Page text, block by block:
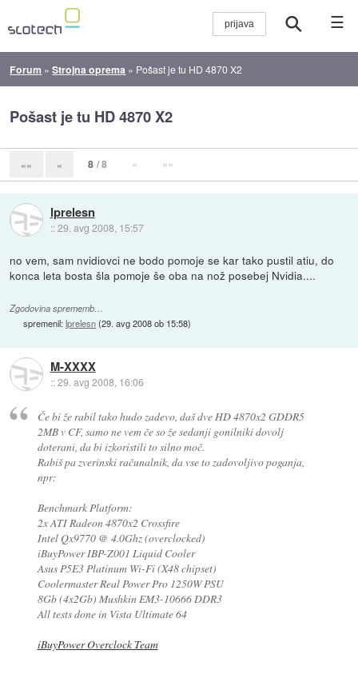
☰
Forum »Strojna oprema » Pošast je tu HD 4870 X2
Pošast je tu HD 4870 X2
«« « 8 / 8 » »»
lprelesn
::29. avg 2008, 15:57
no vem, sam nvidiovci ne bodo pomoje se kar tako pustil atiu, do
konca leta bosta šla pomoje še oba na nož posebej Nvidia....
Zgodovina sprememb…
spremenil:lprelesn(29. avg 2008 ob 15:58)
M-XXXX
::29. avg 2008, 16:06
Če bi že rabil tako hudo zadevo, daš dve HD 4870x2 GDDR5
2MB v CF, samo ne vem če so že sedanji gonilniki dovolj
doterani, da bi izkoristili to silno moč.
Rabiš pa zverinski računalnik, da vse to zadovoljivo poganja,
npr:
Benchmark Platform:
2x ATI Radeon 4870x2 Crossfire
Intel Qx9770 @ 4.0Ghz (overclocked)
iBuyPower IBP-Z001 Liquid Cooler
Asus P5E3 Platinum Wi-Fi (X48 chipset)
Coolermaster Real Power Pro 1250W PSU
8Gb (4x2Gb) Mushkin EM3-10666 DDR3
All tests done in Vista Ultimate 64
iBuyPower Overclock Team